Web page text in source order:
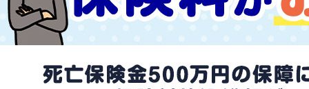
各種サービス・お知らせ
ご契約手続きの流れ
かんぽアプリ～かんぽの健康と安心を手のひらに～
かんぽブランド